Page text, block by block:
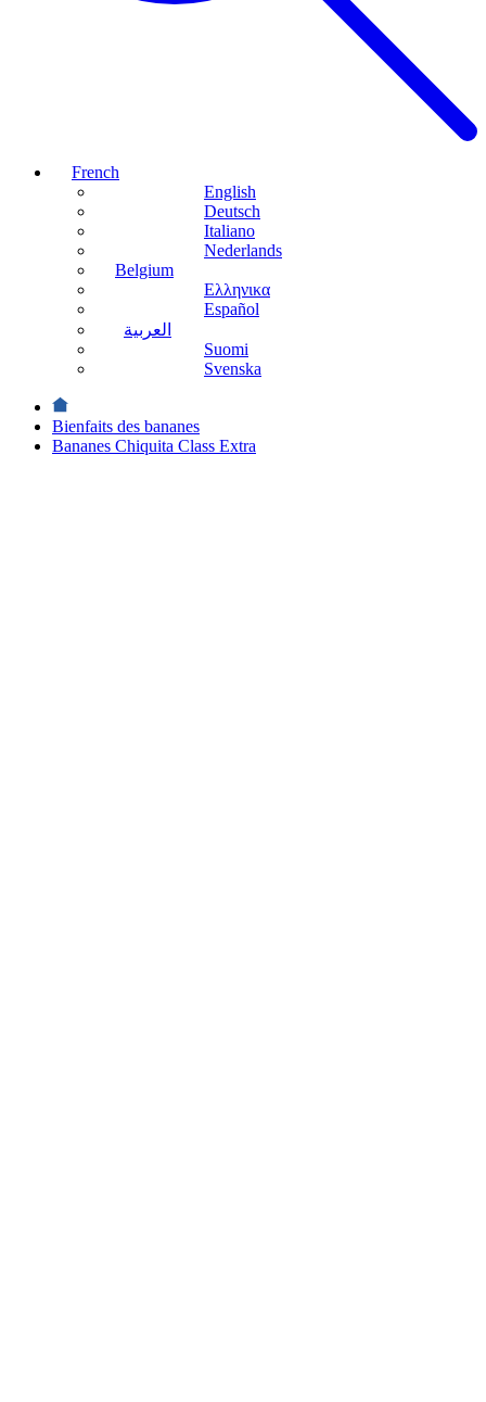
French
English
Deutsch
Italiano
Nederlands
Belgium
Ελληνικα
Español
العربية
Suomi
Svenska
Bienfaits des bananes
Bananes Chiquita Class Extra